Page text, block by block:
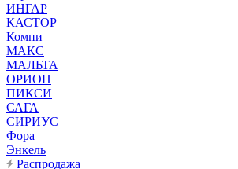
ИНГАР
КАСТОР
Компи
МАКС
МАЛЬТА
ОРИОН
ПИКСИ
САГА
СИРИУС
Фора
Энкель
Распродажа